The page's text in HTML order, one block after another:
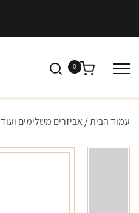
0
עמוד הבית/ אביזרים משלימים ועוד